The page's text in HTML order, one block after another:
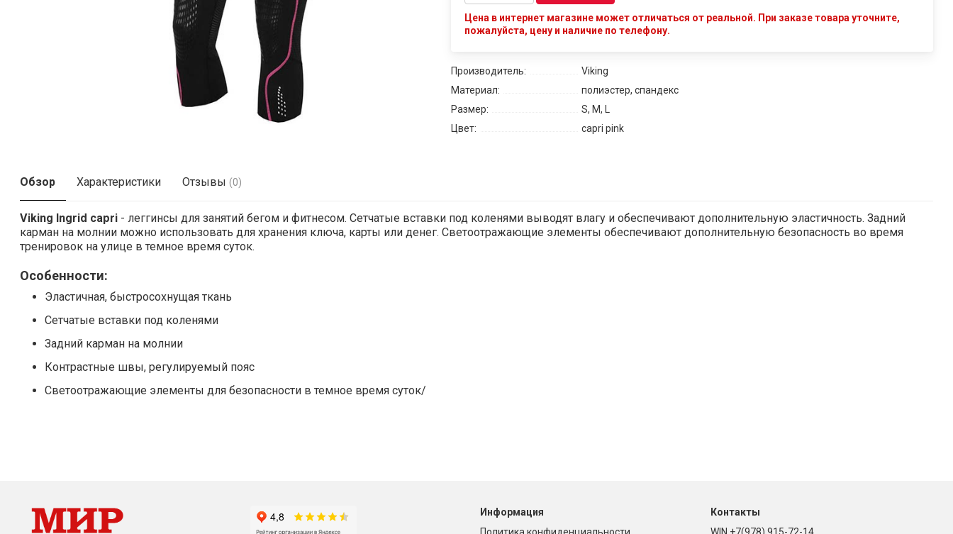
Цена в интернет магазине может отличаться от реальной. При заказе товара уточните,
пожалуйста, цену и наличие по телефону.
Производитель:
Viking
Материал:
полиэстер, спандекс
Размер:
S, M, L
Цвет:
capri pink
Обзор Характеристики Отзывы (0)
Viking Ingrid capri - леггинсы для занятий бегом и фитнесом. Сетчатые вставки под коленями выводят влагу и обеспечивают дополнительную эластичность. Задний
карман на молнии можно использовать для хранения ключа, карты или денег. Светоотражающие элементы обеспечивают дополнительную безопасность во время
тренировок на улице в темное время суток.
Особенности:
Эластичная, быстросохнущая ткань
Сетчатые вставки под коленями
Задний карман на молнии
Контрастные швы, регулируемый пояс
Светоотражающие элементы для безопасности в темное время суток/
Информация
Контакты